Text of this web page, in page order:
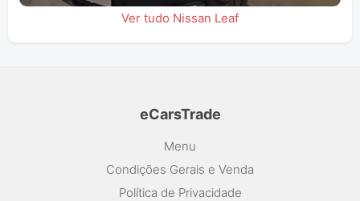
Ver tudo Nissan Leaf
eCarsTrade
Menu
Condições Gerais e Venda
Política de Privacidade